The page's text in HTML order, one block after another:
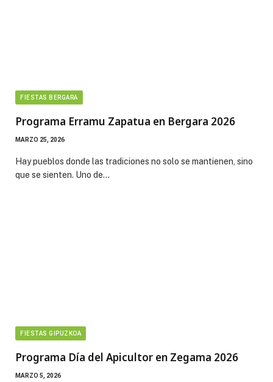
FIESTAS BERGARA
Programa Erramu Zapatua en Bergara 2026
MARZO 25, 2026
Hay pueblos donde las tradiciones no solo se mantienen, sino
que se sienten. Uno de…
FIESTAS GIPUZKOA
Programa Día del Apicultor en Zegama 2026
MARZO 5, 2026